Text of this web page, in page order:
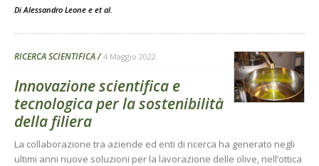
DiAlessandro Leone e et al.
RICERCA SCIENTIFICA 4 Maggio 2022
Innovazione scientifica e
tecnologica per la sostenibilità
della filiera
La collaborazione tra aziende ed enti di ricerca ha generato negli
ultimi anni nuove soluzioni per la lavorazione delle olive, nell’ottica